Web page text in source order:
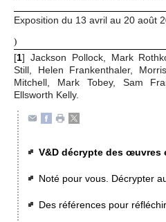
Exposition du 13 avril au 20 août
)
[1] Jackson Pollock, Mark
Still, Helen Frankenthaler,
Mitchell, Mark Tobey, Sam
Ellsworth Kelly.
V&D décrypte des œuvres
Noté pour vous. Décrypter
Des références pour réfléchir